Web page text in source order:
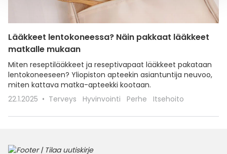
Lääkkeet lentokoneessa? Näin pakkaat lääkkeet
matkalle mukaan
Miten reseptilääkkeet ja reseptivapaat lääkkeet pakataan
lentokoneeseen? Yliopiston apteekin asiantuntija neuvoo,
miten kattava matka-apteekki kootaan.
22.1.2025
Terveys Hyvinvointi Perhe Itsehoito